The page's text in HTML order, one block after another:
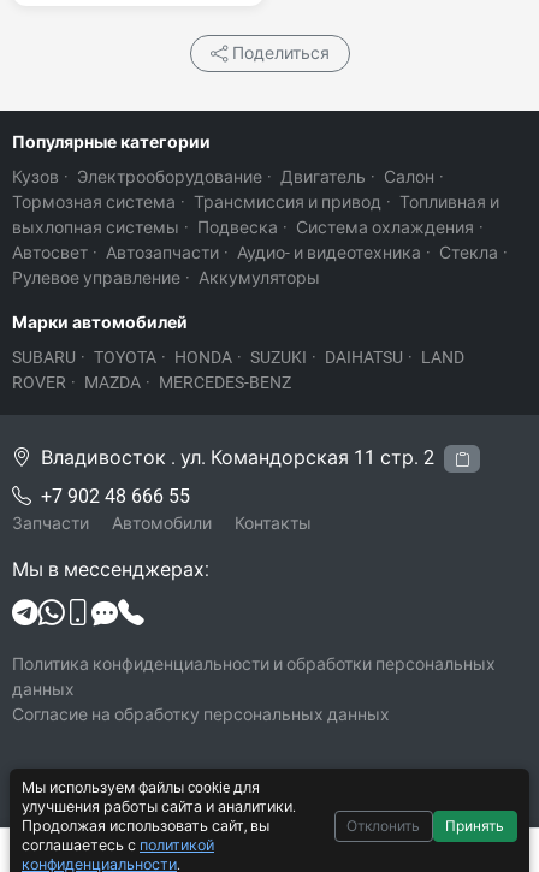
5 000 ₽
Поделиться
Популярные категории
Кузов · Электрооборудование · Двигатель · Салон ·
Тормозная система · Трансмиссия и привод · Топливная и
выхлопная системы · Подвеска · Система охлаждения ·
Автосвет · Автозапчасти · Аудио- и видеотехника · Стекла ·
Рулевое управление · Аккумуляторы
Марки автомобилей
SUBARU · TOYOTA · HONDA · SUZUKI · DAIHATSU · LAND
ROVER · MAZDA · MERCEDES-BENZ
© 2026 Legacy-VL
Все права защищены
Система CarYard 2017–2026
Владивосток . ул. Командорская 11 стр. 2
+7 902 48 666 55
Запчасти Автомобили Контакты
Мы в мессенджерах:
Политика конфиденциальности и обработки персональных
данных
Согласие на обработку персональных данных
Мы используем файлы cookie для
улучшения работы сайта и аналитики.
Продолжая использовать сайт, вы
соглашаетесь с политикой
конфиденциальности.
Отклонить Принять